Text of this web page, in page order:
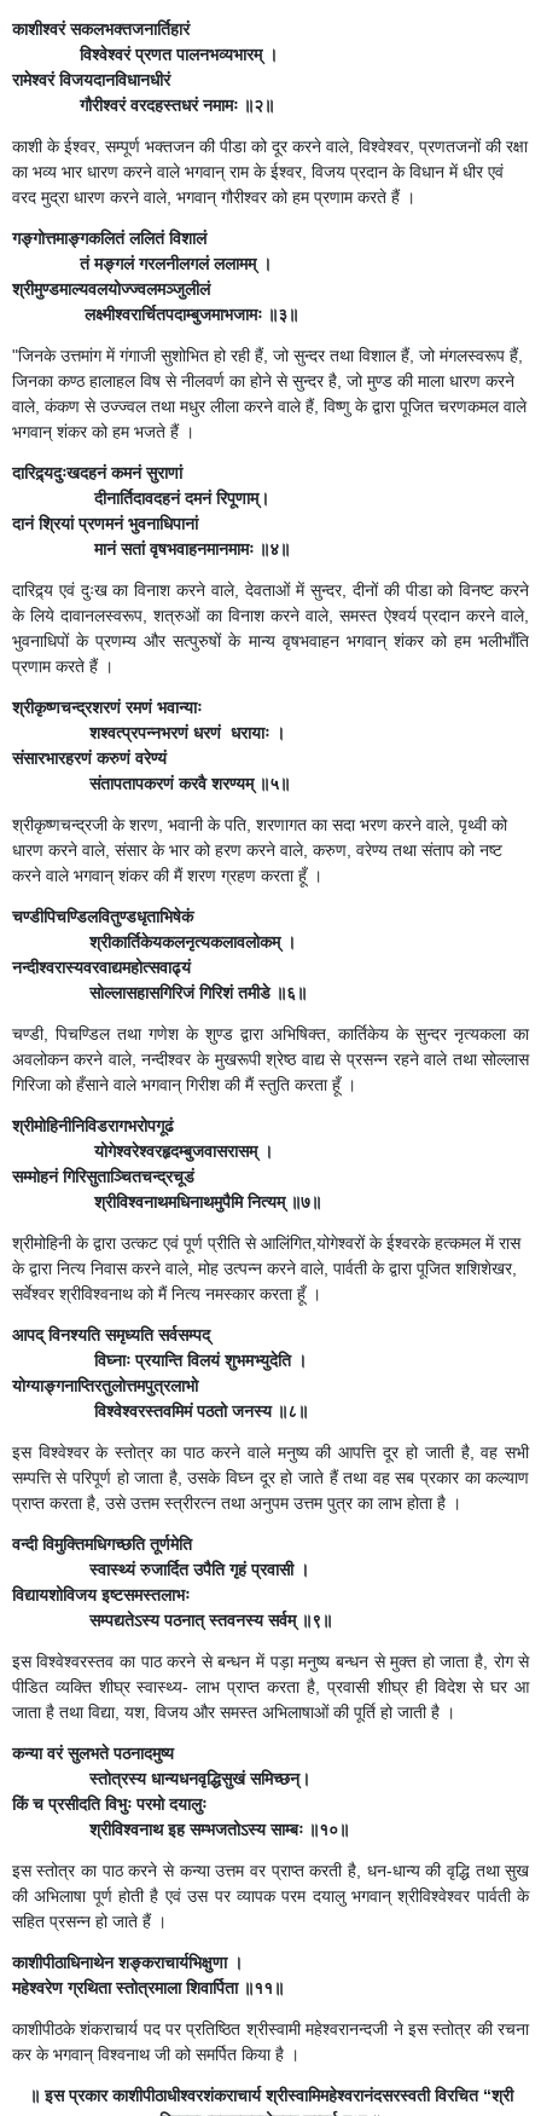
काशीश्वरं सकलभक्तजनार्तिहारं
विश्वेश्वरं प्रणत पालनभव्यभारम् ।
रामेश्वरं विजयदानविधानधीरं
गौरीश्वरं वरदहस्तधरं नमामः ॥२॥
काशी के ईश्वर, सम्पूर्ण भक्तजन की पीडा को दूर करने वाले, विश्वेश्वर, प्रणतजनों की रक्षा
का भव्य भार धारण करने वाले भगवान् राम के ईश्वर, विजय प्रदान के विधान में धीर एवं
वरद मुद्रा धारण करने वाले, भगवान् गौरीश्वर को हम प्रणाम करते हैं ।
गङ्गोत्तमाङ्गकलितं ललितं विशालं
तं मङ्गलं गरलनीलगलं ललामम् ।
श्रीमुण्डमाल्यवलयोज्ज्वलमञ्जुलीलं
लक्ष्मीश्वरार्चितपदाम्बुजमाभजामः ॥३॥
"जिनके उत्तमांग में गंगाजी सुशोभित हो रही हैं, जो सुन्दर तथा विशाल हैं, जो मंगलस्वरूप हैं,
जिनका कण्ठ हालाहल विष से नीलवर्ण का होने से सुन्दर है, जो मुण्ड की माला धारण करने
वाले, कंकण से उज्ज्वल तथा मधुर लीला करने वाले हैं, विष्णु के द्वारा पूजित चरणकमल वाले
भगवान् शंकर को हम भजते हैं ।
दारिद्र्यदुःखदहनं कमनं सुराणां
दीनार्तिदावदहनं दमनं रिपूणाम्।
दानं श्रियां प्रणमनं भुवनाधिपानां
मानं सतां वृषभवाहनमानमामः ॥४॥
दारिद्र्य एवं दुःख का विनाश करने वाले, देवताओं में सुन्दर, दीनों की पीडा को विनष्ट करने
के लिये दावानलस्वरूप, शत्रुओं का विनाश करने वाले, समस्त ऐश्वर्य प्रदान करने वाले,
भुवनाधिपों के प्रणम्य और सत्पुरुषों के मान्य वृषभवाहन भगवान् शंकर को हम भलीभाँति
प्रणाम करते हैं ।
श्रीकृष्णचन्द्रशरणं रमणं भवान्याः
शश्वत्प्रपन्नभरणं धरणं धरायाः ।
संसारभारहरणं करुणं वरेण्यं
संतापतापकरणं करवै शरण्यम् ॥५॥
श्रीकृष्णचन्द्रजी के शरण, भवानी के पति, शरणागत का सदा भरण करने वाले, पृथ्वी को
धारण करने वाले, संसार के भार को हरण करने वाले, करुण, वरेण्य तथा संताप को नष्ट
करने वाले भगवान् शंकर की मैं शरण ग्रहण करता हूँ ।
चण्डीपिचण्डिलवितुण्डधृताभिषेकं
श्रीकार्तिकेयकलनृत्यकलावलोकम् ।
नन्दीश्वरास्यवरवाद्यमहोत्सवाढ्यं
सोल्लासहासगिरिजं गिरिशं तमीडे ॥६॥
चण्डी, पिचण्डिल तथा गणेश के शुण्ड द्वारा अभिषिक्त, कार्तिकेय के सुन्दर नृत्यकला का
अवलोकन करने वाले, नन्दीश्वर के मुखरूपी श्रेष्ठ वाद्य से प्रसन्न रहने वाले तथा सोल्लास
गिरिजा को हँसाने वाले भगवान् गिरीश की मैं स्तुति करता हूँ ।
श्रीमोहिनीनिविडरागभरोपगूढं
योगेश्वरेश्वरहृदम्बुजवासरासम् ।
सम्मोहनं गिरिसुताञ्चितचन्द्रचूडं
श्रीविश्वनाथमधिनाथमुपैमि नित्यम् ॥७॥
श्रीमोहिनी के द्वारा उत्कट एवं पूर्ण प्रीति से आलिंगित,योगेश्वरों के ईश्वरके हत्कमल में रास
के द्वारा नित्य निवास करने वाले, मोह उत्पन्न करने वाले, पार्वती के द्वारा पूजित शशिशेखर,
सर्वेश्वर श्रीविश्वनाथ को मैं नित्य नमस्कार करता हूँ ।
आपद् विनश्यति समृध्यति सर्वसम्पद्
विघ्नाः प्रयान्ति विलयं शुभमभ्युदेति ।
योग्याङ्गनाप्तिरतुलोत्तमपुत्रलाभो
विश्वेश्वरस्तवमिमं पठतो जनस्य ॥८॥
इस विश्वेश्वर के स्तोत्र का पाठ करने वाले मनुष्य की आपत्ति दूर हो जाती है, वह सभी
सम्पत्ति से परिपूर्ण हो जाता है, उसके विघ्न दूर हो जाते हैं तथा वह सब प्रकार का कल्याण
प्राप्त करता है, उसे उत्तम स्त्रीरत्न तथा अनुपम उत्तम पुत्र का लाभ होता है ।
वन्दी विमुक्तिमधिगच्छति तूर्णमेति
स्वास्थ्यं रुजार्दित उपैति गृहं प्रवासी ।
विद्यायशोविजय इष्टसमस्तलाभः
सम्पद्यतेऽस्य पठनात् स्तवनस्य सर्वम् ॥९॥
इस विश्वेश्वरस्तव का पाठ करने से बन्धन में पड़ा मनुष्य बन्धन से मुक्त हो जाता है, रोग से
पीडित व्यक्ति शीघ्र स्वास्थ्य- लाभ प्राप्त करता है, प्रवासी शीघ्र ही विदेश से घर आ
जाता है तथा विद्या, यश, विजय और समस्त अभिलाषाओं की पूर्ति हो जाती है ।
कन्या वरं सुलभते पठनादमुष्य
स्तोत्रस्य धान्यधनवृद्धिसुखं समिच्छन्।
किं च प्रसीदति विभुः परमो दयालुः
श्रीविश्वनाथ इह सम्भजतोऽस्य साम्बः ॥१०॥
इस स्तोत्र का पाठ करने से कन्या उत्तम वर प्राप्त करती है, धन-धान्य की वृद्धि तथा सुख
की अभिलाषा पूर्ण होती है एवं उस पर व्यापक परम दयालु भगवान् श्रीविश्वेश्वर पार्वती के
सहित प्रसन्न हो जाते हैं ।
काशीपीठाधिनाथेन शङ्कराचार्यभिक्षुणा ।
महेश्वरेण ग्रथिता स्तोत्रमाला शिवार्पिता ॥११॥
काशीपीठके शंकराचार्य पद पर प्रतिष्ठित श्रीस्वामी महेश्वरानन्दजी ने इस स्तोत्र की रचना
कर के भगवान् विश्वनाथ जी को समर्पित किया है ।
॥ इस प्रकार काशीपीठाधीश्वरशंकराचार्य श्रीस्वामिमहेश्वरानंदसरस्वती विरचित “श्री